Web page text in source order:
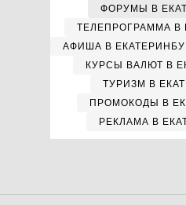
ФОРУМЫ В
ТЕЛЕПРОГРАММА В
АФИША В
КУРСЫ ВАЛЮТ В
ТУРИЗМ В
ПРОМОКОДЫ В
РЕКЛАМА В